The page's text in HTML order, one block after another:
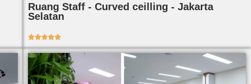
Ruang Staff - Curved ceilling - Jakarta
Selatan
